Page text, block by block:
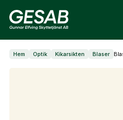
Ammunition
Hem Optik Kikarsikten Blaser